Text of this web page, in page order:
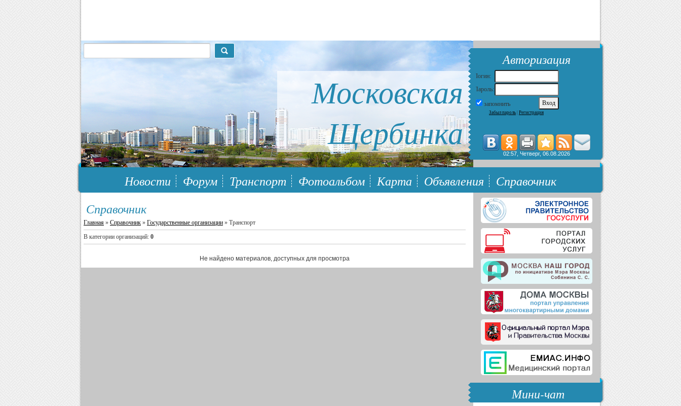
Московская
Щербинка
117148, г.Москва, ЮЗАО, муниципальный район Южное Бутово
Авторизация
Логин:
Пароль:
запомнить
Забыл пароль Регистрация
02:57, Четверг, 06.08.2026
Новости Форум Транспорт Фотоальбом Карта Объявления
Справочник
Справочник
Главная » Справочник » Государственные организации » Транспорт
В категории организаций: 0
Не найдено материалов, доступных для просмотра
Мини-чат